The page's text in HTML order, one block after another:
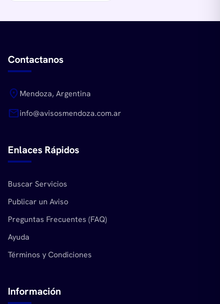
Contactanos
location_on Mendoza, Argentina
mailinfo@avisosmendoza.com.ar
Enlaces Rápidos
Buscar Servicios
Publicar un Aviso
Preguntas Frecuentes (FAQ)
Ayuda
Términos y Condiciones
Información